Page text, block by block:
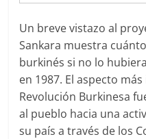
Un breve vistazo al
Sankara muestra
burkinés si no lo
en 1987. El aspecto
Revolución Burkinesa
al pueblo hacia una
su país a través de los